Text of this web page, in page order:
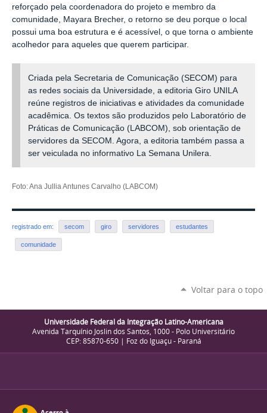
reforçado pela coordenadora do projeto e membro da
comunidade, Mayara Brecher, o retorno se deu porque o local
possui uma boa estrutura e é acessível, o que torna o ambiente
acolhedor para aqueles que querem participar.
Criada pela Secretaria de Comunicação (SECOM) para
as redes sociais da Universidade, a editoria Giro UNILA
reúne registros de iniciativas e atividades da comunidade
acadêmica. Os textos são produzidos pelo Laboratório de
Práticas de Comunicação (LABCOM), sob orientação de
servidores da SECOM. Agora, a editoria também passa a
ser veiculada no informativo La Semana Unilera.
Foto: Ana Jullia Antunes Carvalho (LABCOM)
registrado em: secom giro servidores estudantes
comunidade
Voltar para o topo
Universidade Federal da Integração Latino-Americana
Avenida Tarquínio Joslin dos Santos, 1000 - Polo Universitário
CEP: 85870-650 | Foz do Iguaçu - Paraná